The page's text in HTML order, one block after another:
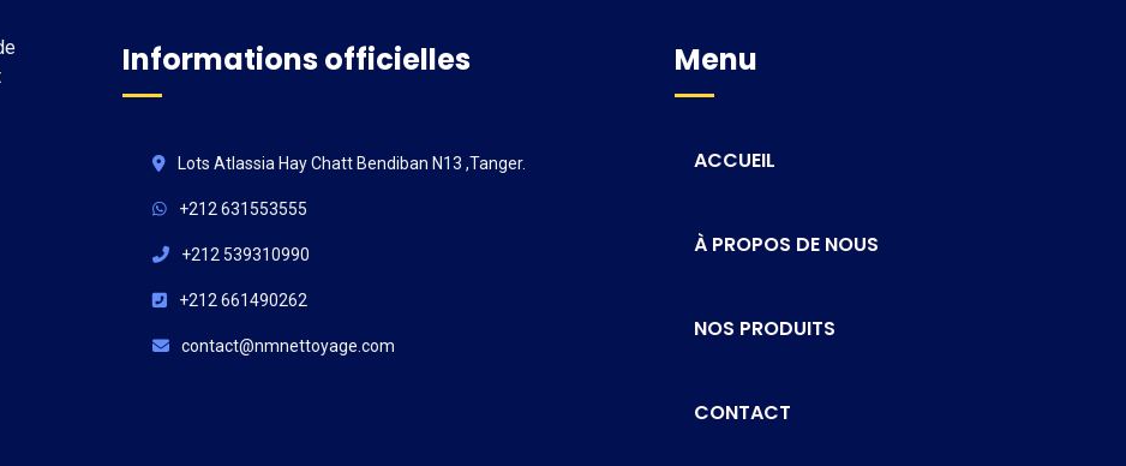
Informations officielles
Lots Atlassia Hay Chatt Bendiban N13 ,Tanger.
+212 631553555
+212 539310990
+212 661490262
contact@nmnettoyage.com
Menu
ACCUEIL
À PROPOS DE NOUS
NOS PRODUITS
CONTACT